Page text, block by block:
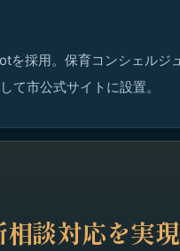
を採用。保育コンシェルジ
て市公式サイトに設置。
談対応を実